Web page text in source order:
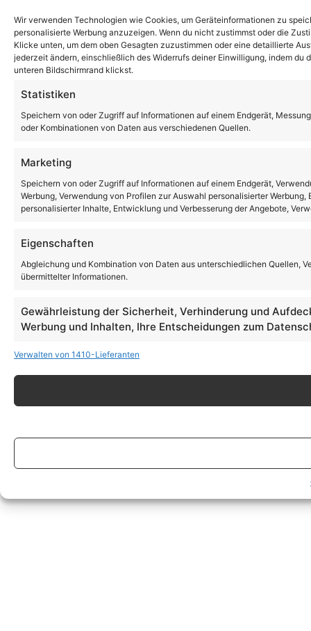
Wir verwenden Technologien wie Cookies, um Geräteinformationen zu
personalisierte Werbung anzuzeigen. Wenn du nicht zustimmst oder die
Klicke unten, um dem oben Gesagten zuzustimmen oder eine detaillierte
jederzeit ändern, einschließlich des Widerrufs deiner Einwilligung, indem
unteren Bildschirmrand klickst.
Statistiken
Speichern von oder Zugriff auf Informationen auf einem Endgerät,
oder Kombinationen von Daten aus verschiedenen Quellen.
Marketing
Speichern von oder Zugriff auf Informationen auf einem Endgerät,
Werbung, Verwendung von Profilen zur Auswahl personalisierter
personalisierter Inhalte, Entwicklung und Verbesserung der Angebote,
Eigenschaften
Abgleichung und Kombination von Daten aus unterschiedlichen Quellen,
übermittelter Informationen.
Gewährleistung der Sicherheit, Verhinderung und
Werbung und Inhalten, Ihre Entscheidungen zum
Verwalten von 1410-Lieferanten